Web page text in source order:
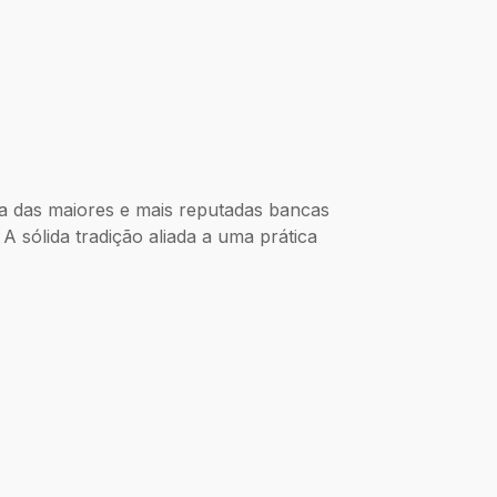
maiores e mais reputadas bancas
sólida tradição aliada a uma prática